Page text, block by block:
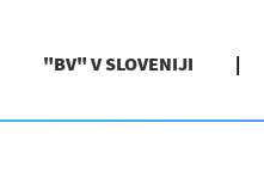
"BV" V SLOVENIJI